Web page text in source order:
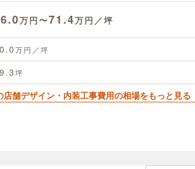
万円〜71.4万円／坪
万円／坪
坪
店舗デザイン・内装工事費用の相場をもっと見る